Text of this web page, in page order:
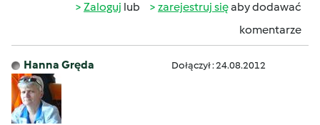
Zaloguj lub zarejestruj sięaby dodawać
komentarze
Hanna Gręda Dołączył : 24.08.2012